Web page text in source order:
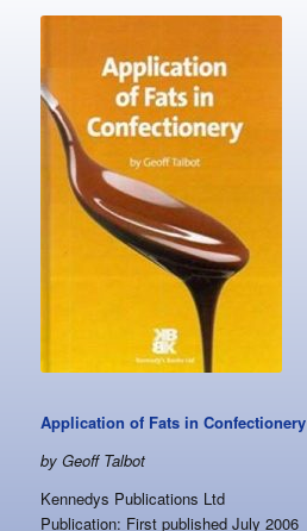
Application of Fats in Confectionery
by Geoff Talbot
Kennedys Publications Ltd
Publication: First published July 2006